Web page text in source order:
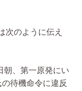
のように伝え
朝、第一原発にい
待機命令に違反